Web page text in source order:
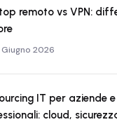
remoto vs VPN:
2026
IT per aziende
cloud,